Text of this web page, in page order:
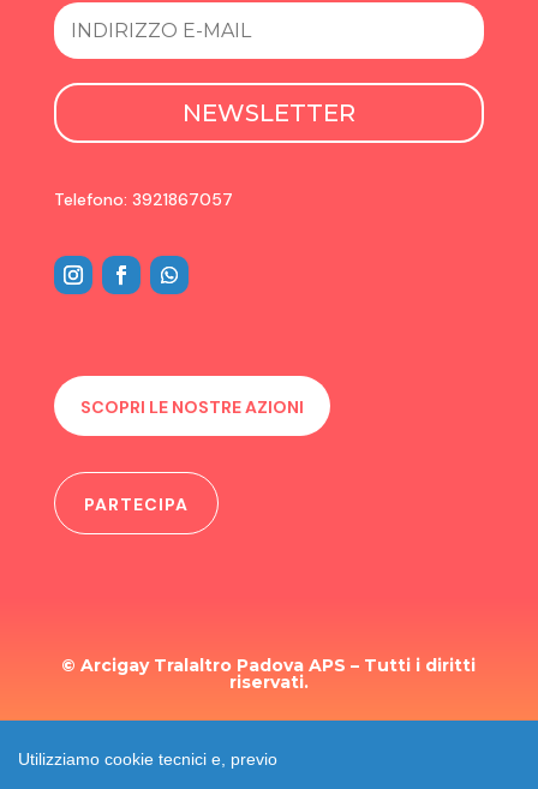
NEWSLETTER
Telefono: 3921867057
SCOPRI LE NOSTRE AZIONI
PARTECIPA
© Arcigay Tralaltro Padova APS – Tutti i diritti
riservati.
Utilizziamo cookie tecnici e, previo